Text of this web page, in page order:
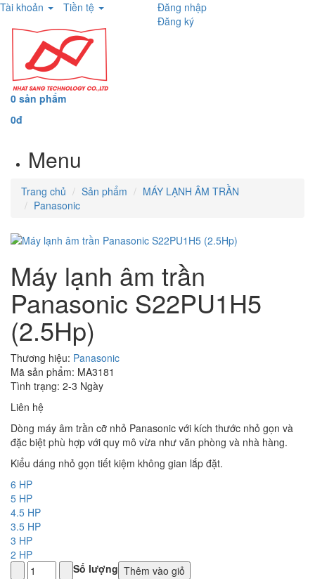
Tài khoản Tiền tệ
Đăng nhập
Đăng ký
0 sản phẩm
0đ
Menu
Trang chủ Sản phẩm
MÁY LẠNH ÂM TRẦN
Panasonic
Máy lạnh âm trần
Panasonic S22PU1H5
(2.5Hp)
Thương hiệu: Panasonic
Mã sản phẩm: MA3181
Tình trạng: 2-3 Ngày
Liên hệ
Dòng máy âm trần cỡ nhỏ Panasonic với kích thước nhỏ gọn và
đặc biệt phù hợp với quy mô vừa như văn phòng và nhà hàng.
Kiểu dáng nhỏ gọn tiết kiệm không gian lắp đặt.
6 HP
5 HP
4.5 HP
3.5 HP
3 HP
2 HP
Số lượng Thêm vào giỏ